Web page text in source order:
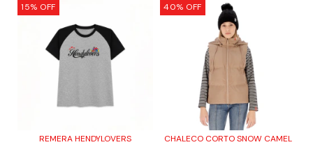
15% OFF
REMERA HENDYLOVERS
40% OFF
CHALECO CORTO SNOW CAMEL